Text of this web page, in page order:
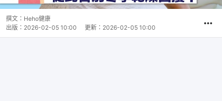
撰文： Heho健康
出版： 2026-02-05 10:00 更新： 2026-02-05 10:00